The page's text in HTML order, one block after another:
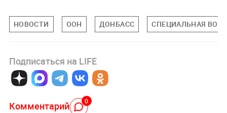
НОВОСТИ ООН ДОНБАСС СПЕЦИАЛЬНАЯ
Подписаться на LIFE
Комментарий 0